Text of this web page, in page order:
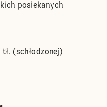
posiekanych
(schłodzonej)